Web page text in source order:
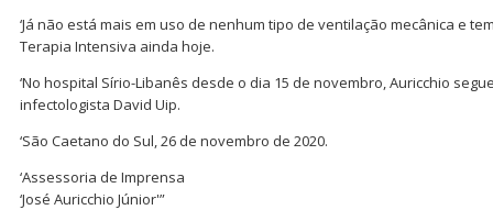
‘Já não está mais em uso de nenhum tipo de ventilação mecânica e
Terapia Intensiva ainda hoje.
‘No hospital Sírio-Libanês desde o dia 15 de novembro, Auricchio
infectologista David Uip.
‘São Caetano do Sul, 26 de novembro de 2020.
‘Assessoria de Imprensa
‘José Auricchio Júnior'”